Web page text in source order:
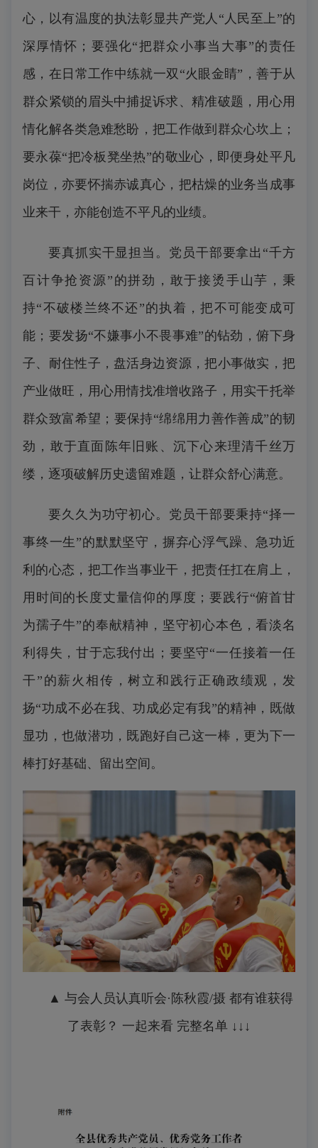
心，以有温度的执法彰显共产党人“人民至上”的
深厚情怀；要强化“把群众小事当大事”的责任
感，在日常工作中练就一双“火眼金睛”，善于从
群众紧锁的眉头中捕捉诉求、精准破题，用心用
情化解各类急难愁盼，把工作做到群众心坎上；
要永葆“把冷板凳坐热”的敬业心，即便身处平凡
岗位，亦要怀揣赤诚真心，把枯燥的业务当成事
业来干，亦能创造不平凡的业绩。
要真抓实干显担当。党员干部要拿出“千方
百计争抢资源”的拼劲，敢于接烫手山芋，秉
持“不破楼兰终不还”的执着，把不可能变成可
能；要发扬“不嫌事小不畏事难”的钻劲，俯下身
子、耐住性子，盘活身边资源，把小事做实，把
产业做旺，用心用情找准增收路子，用实干托举
群众致富希望；要保持“绵绵用力善作善成”的韧
劲，敢于直面陈年旧账、沉下心来理清千丝万
缕，逐项破解历史遗留难题，让群众舒心满意。
要久久为功守初心。党员干部要秉持“择一
事终一生”的默默坚守，摒弃心浮气躁、急功近
利的心态，把工作当事业干，把责任扛在肩上，
用时间的长度丈量信仰的厚度；要践行“俯首甘
为孺子牛”的奉献精神，坚守初心本色，看淡名
利得失，甘于忘我付出；要坚守“一任接着一任
干”的薪火相传，树立和践行正确政绩观，发
扬“功成不必在我、功成必定有我”的精神，既做
显功，也做潜功，既跑好自己这一棒，更为下一
棒打好基础、留出空间。
▲ 与会人员认真听会·陈秋霞/摄都有谁获得
了表彰？ 一起来看 完整名单 ↓↓↓